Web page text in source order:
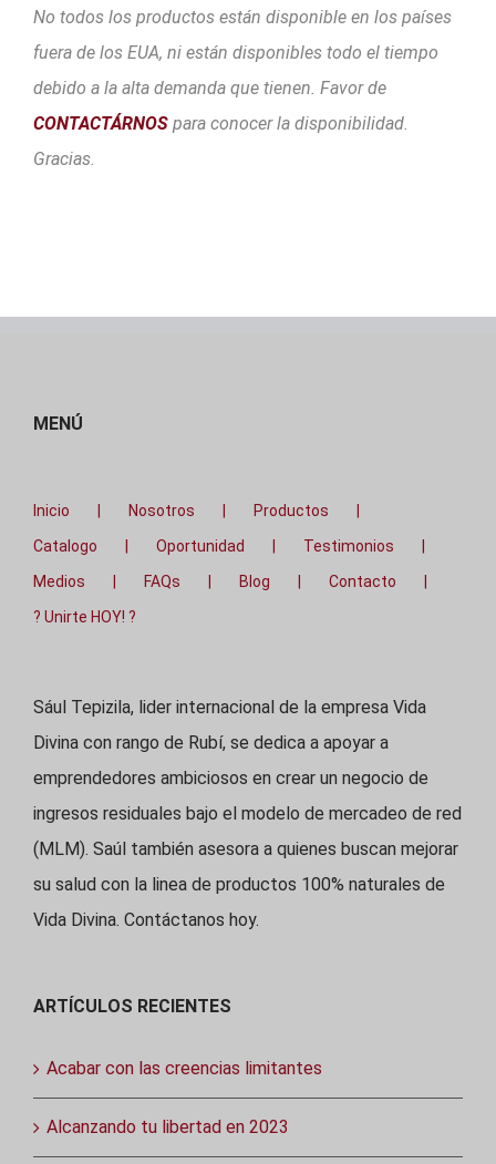
No todos los productos están disponible en los países
fuera de los EUA, ni están disponibles todo el tiempo
debido a la alta demanda que tienen. Favor de
CONTACTÁRNOS para conocer la disponibilidad.
Gracias.
MENÚ
Inicio Nosotros
Productos
Catalogo
Oportunidad
Testimonios
Medios
FAQs Blog
Contacto
? Unirte HOY! ?
Sául Tepizila, lider internacional de la empresa Vida
Divina con rango de Rubí, se dedica a apoyar a
emprendedores ambiciosos en crear un negocio de
ingresos residuales bajo el modelo de mercadeo de red
(MLM). Saúl también asesora a quienes buscan mejorar
su salud con la linea de productos 100% naturales de
Vida Divina. Contáctanos hoy.
ARTÍCULOS RECIENTES
Acabar con las creencias limitantes
Alcanzando tu libertad en 2023